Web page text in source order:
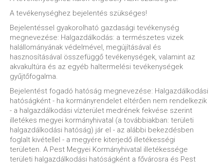
A tevékenységhez bejelentés szükséges!
Bejelentéssel gyakorolható gazdasági tevékenység
megnevezése: Halgazdálkodás: a természetes vizek
halállományának védelmével, megújításával és
hasznosításával összefüggő tevékenységek, valamint az
akvakultúra és az egyéb haltermelési tevékenységek
gyűjtőfogalma.
Bejelentést fogadó hatóság megnevezése: Halgazdálkodási
hatóságként - ha kormányrendelet eltérően nem rendelkezik
- a halgazdálkodási vízterület medrének fekvése szerint
illetékes megyei kormányhivatal (a továbbiakban: területi
halgazdálkodási hatóság) jár el - az alábbi bekezdésben
foglalt kivétellel - a megyére kiterjedő illetékességi
területen. A Pest Megyei Kormányhivatal illetékessége
területi halgazdálkodási hatóságként a fővárosra és Pest